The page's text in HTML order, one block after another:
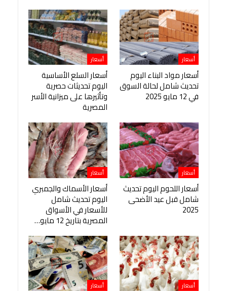
أسعار
أسعار مواد البناء اليوم
تحديث شامل لحالة السوق
في 12 مايو 2025
أسعار
أسعار السلع الأساسية
اليوم تحديثات حصرية
وتأثيرها على ميزانية الأسر
المصرية
أسعار
أسعار اللحوم اليوم تحديث
شامل قبل عيد الأضحى
2025
أسعار
أسعار الأسماك والجمبري
اليوم تحديث شامل
للأسعار في الأسواق
المصرية بتاريخ 12 مايو…
أسعار أسعار